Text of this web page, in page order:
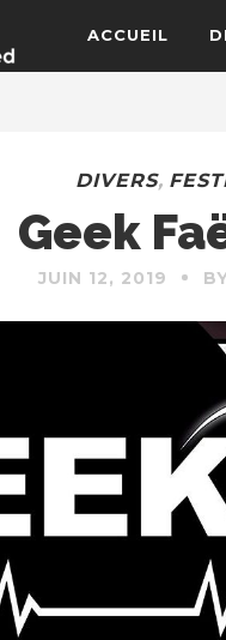
ACCUEIL
DIVERS,
Geek
JUIN 12, 2019